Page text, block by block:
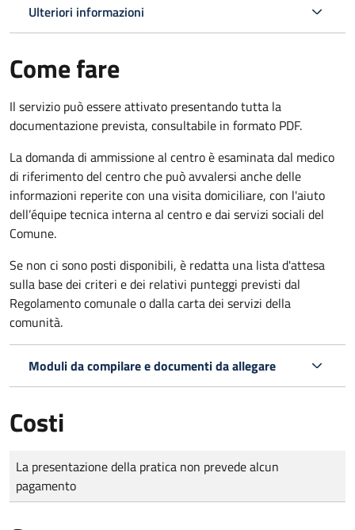
Ulteriori informazioni
Come fare
Il servizio può essere attivato presentando tutta la
documentazione prevista, consultabile in formato PDF.
La domanda di ammissione al centro è esaminata dal medico
di riferimento del centro che può avvalersi anche delle
informazioni reperite con una visita domiciliare, con l'aiuto
dell’équipe tecnica interna al centro e dai servizi sociali del
Comune.
Se non ci sono posti disponibili, è redatta una lista d'attesa
sulla base dei criteri e dei relativi punteggi previsti dal
Regolamento comunale o dalla carta dei servizi della
comunità.
Moduli da compilare e documenti da allegare
Costi
Tipo di pagamento
Importo
La presentazione della pratica non prevede alcun
pagamento